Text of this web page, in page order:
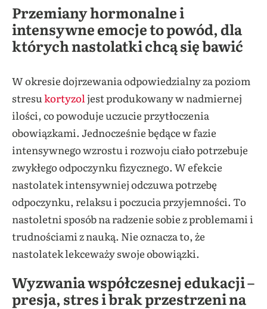
Przemianyhormonalne i
intensywne emocje to powód, dla
których nastolatki chcą się bawić
W okresie dojrzewania odpowiedzialny za poziom
stresu kortyzol jest produkowany w nadmiernej
ilości, co powoduje uczucie przytłoczenia
obowiązkami. Jednocześnie będące w fazie
intensywnego wzrostu i rozwoju ciało potrzebuje
zwykłego odpoczynku fizycznego. W efekcie
nastolatek intensywniej odczuwa potrzebę
odpoczynku, relaksu i poczucia przyjemności. To
nastoletni sposób na radzenie sobie z problemami i
trudnościami z nauką. Nie oznacza to, że
nastolatek lekceważy swoje obowiązki.
Wyzwania współczesnej edukacji –
presja, stres i brak przestrzeni na